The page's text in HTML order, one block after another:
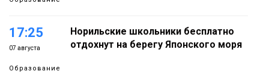
17:25
07 августа
Образование
Норильские школьники бесплатно
отдохнут на берегу Японского моря